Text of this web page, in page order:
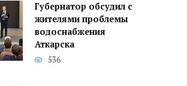
Губернатор обсудил с
жителями проблемы
водоснабжения
Аткарска
536